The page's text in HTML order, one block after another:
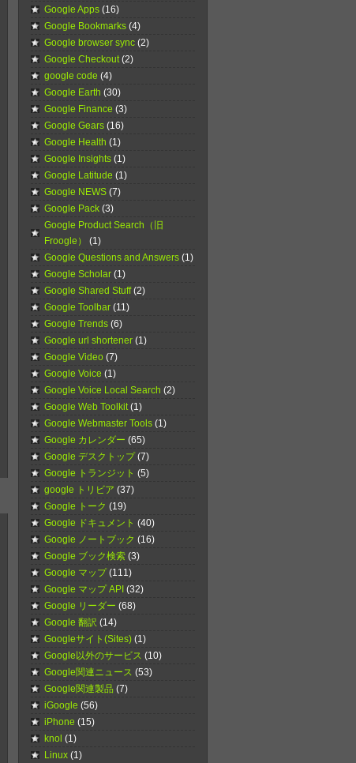
Google Apps (16)
Google Bookmarks (4)
Google browser sync (2)
Google Checkout(2)
google code (4)
Google Earth (30)
Google Finance (3)
Google Gears (16)
Google Health (1)
Google Insights (1)
Google Latitude (1)
Google NEWS (7)
Google Pack (3)
Google Product Search（旧
Froogle）
(1)
Google Questions and Answers (1)
Google Scholar (1)
Google Shared Stuff(2)
Google Toolbar (11)
Google Trends (6)
Google url shortener (1)
Google Video (7)
Google Voice (1)
Google Voice Local Search (2)
Google Web Toolkit(1)
Google Webmaster Tools (1)
Google カレンダー (65)
Google デスクトップ(7)
Google トランジット (5)
google トリビア (37)
Google トーク (19)
Google ドキュメント (40)
Google ノートブック (16)
Google ブック検索 (3)
Google マップ(111)
Google マップ API (32)
Google リーダー (68)
Google 翻訳 (14)
Googleサイト(Sites) (1)
Google以外のサービス (10)
Google関連ニュース (53)
Google関連製品 (7)
iGoogle (56)
iPhone (15)
knol (1)
Linux (1)